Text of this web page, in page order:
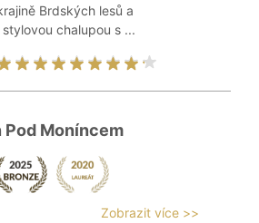
Brdských lesů a
chalupou s ...
Pod Moníncem
Zobrazit více >>